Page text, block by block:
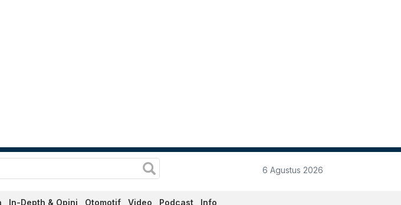
6 Agustus 2026
In-Depth & Opini Otomotif Video Podcast Info